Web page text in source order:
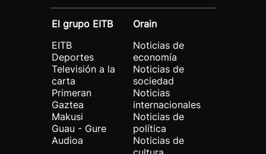
El grupo EITB
EITB
Deportes
Televisión a la
carta
Primeran
Gaztea
Makusi
Guau - Gure
Audioa
Orain
Noticias de
economía
Noticias de
sociedad
Noticias
internacionales
Noticias de
política
Noticias de